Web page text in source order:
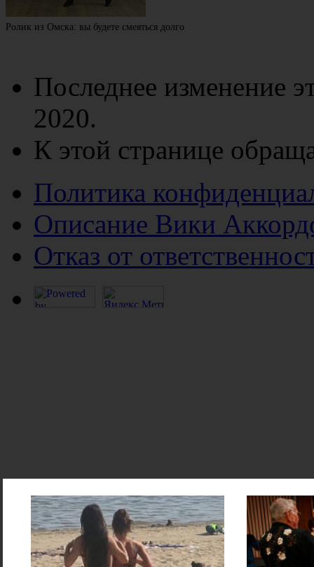
Ролик из Омска: вы будете смеяться долго
Последнее изменение
2020.
К этой странице
Политика
Описание Вики
Отказ от